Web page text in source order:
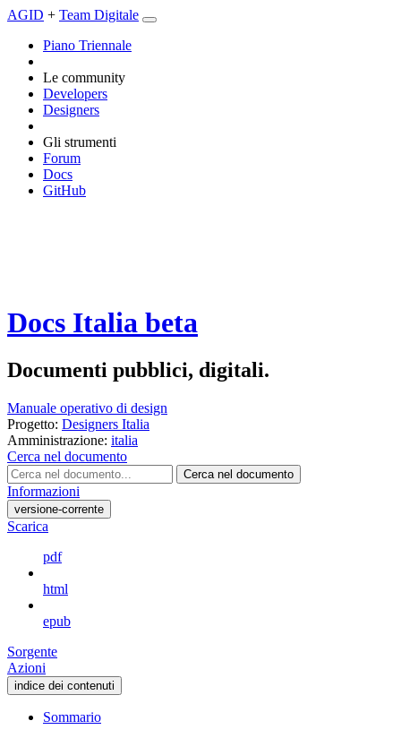
AGID + Team Digitale
Piano Triennale
Le community
Developers
Designers
Gli strumenti
Forum
Docs
GitHub
Docs Italia beta
Documenti pubblici, digitali.
Manuale operativo di design
Progetto: Designers Italia
Amministrazione: italia
Cerca nel documento
Cerca nel documento
Informazioni
versione-corrente
Scarica
pdf
html
epub
Sorgente
Azioni
indice dei contenuti
Sommario